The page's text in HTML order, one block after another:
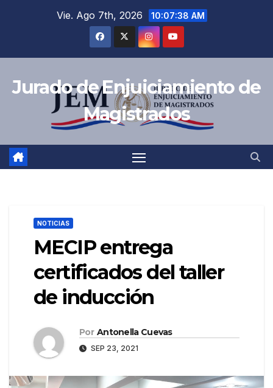
Vie. Ago 7th, 2026 10:07:39 AM
Jurado de Enjuiciamiento de
Magistrados
NOTICIAS
MECIP entrega
certificados del taller
de inducción
Por Antonella Cuevas
SEP 23, 2021